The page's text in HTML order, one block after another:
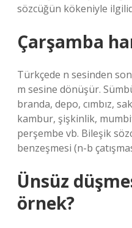
sözcüğün kökeniyle
Çarşamba
Türkçede n sesinden
m sesine dönüşür.
branda, depo, cımbız,
kambur, şişkinlik,
perşembe vb. Bileşik
benzeşmesi (n-b
Ünsüz
örnek?